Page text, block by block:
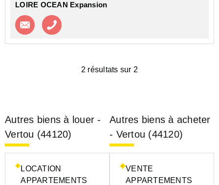
LOIRE OCEAN Expansion
Contacter l'agence
2 résultats sur 2
Autres biens à louer -
Vertou (44120)
LOCATION
APPARTEMENTS
Autres biens à acheter
- Vertou (44120)
VENTE
APPARTEMENTS